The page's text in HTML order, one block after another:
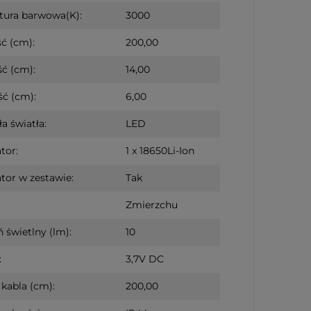
barwowa(K): 3000
(cm): 200,00
(cm): 14,00
(cm): 6,00
światła: LED
1 x 18650Li-Ion
w zestawie: Tak
Zmierzchu
świetlny (lm): 10
3,7V DC
(cm): 200,00